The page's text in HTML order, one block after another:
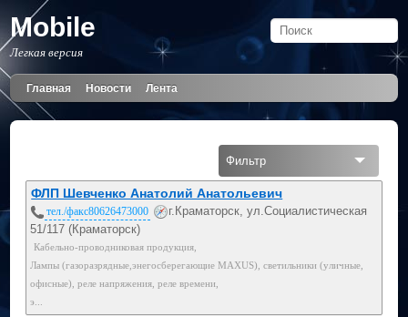
Mobile
Легкая версия
Главная Новости Лента
Фильтр
ФЛП Шевченко Анатолий Анатольевич
тел./факс80626473000
г.Краматорск, ул.Социалистическая
51/117 (Краматорск)
Кабельно-проводниковая продукция,
Лампы (газоразрядные,энегосберегающие MAXUS), светильники (уличные,
офисные), реле напряжения, реле времени,
э...